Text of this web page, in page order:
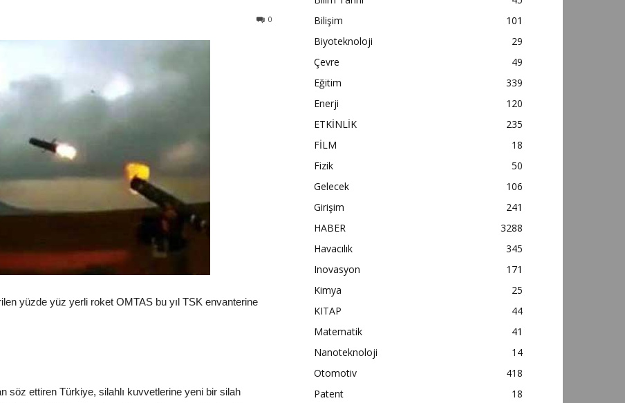
0
yüzde yüz yerli roket OMTAS bu yıl TSK envanterine
söz ettiren Türkiye, silahlı kuvvetlerine yeni bir silah
Bilişim
101
Biyoteknoloji
29
Çevre
49
Eğitim
339
Enerji
120
ETKİNLİK
235
FİLM
18
Fizik
50
Gelecek
106
Girişim
241
HABER
3288
Havacılık
345
Inovasyon
171
Kimya
25
KITAP
44
Matematik
41
Nanoteknoloji
14
Otomotiv
418
Patent
18